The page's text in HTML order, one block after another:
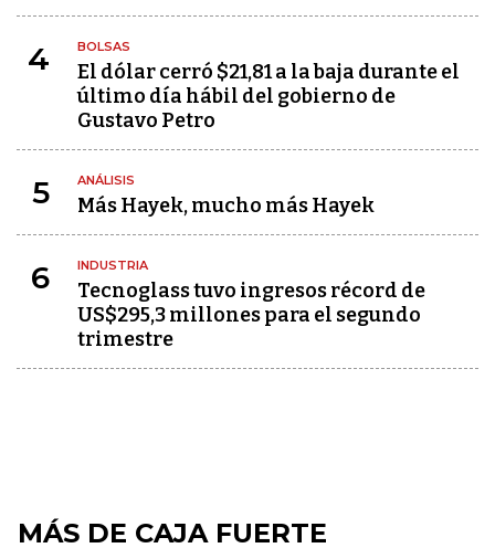
4 BOLSAS
El dólar cerró $21,81 a la baja durante el
último día hábil del gobierno de
Gustavo Petro
5 ANÁLISIS
Más Hayek, mucho más Hayek
6 INDUSTRIA
Tecnoglass tuvo ingresos récord de
US$295,3 millones para el segundo
trimestre
MÁS DE CAJA FUERTE